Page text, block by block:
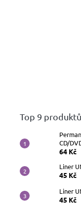
Top 9 produktů
CD/
64 Kč
Liner
45 Kč
Liner
45 Kč